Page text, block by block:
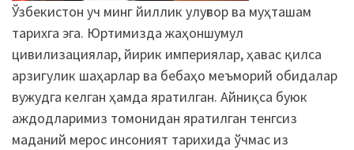
Ўзбекистон уч минг йиллик улуғвор ва муҳташам
тарихга эга. Юртимизда жаҳоншумул
цивилизациялар, йирик империялар, ҳавас қилса
арзигулик шаҳарлар ва бебаҳо меъморий обидалар
вужудга келган ҳамда яратилган. Айниқса буюк
аждодларимиз томонидан яратилган тенгсиз
маданий мерос инсоният тарихида ўчмас из